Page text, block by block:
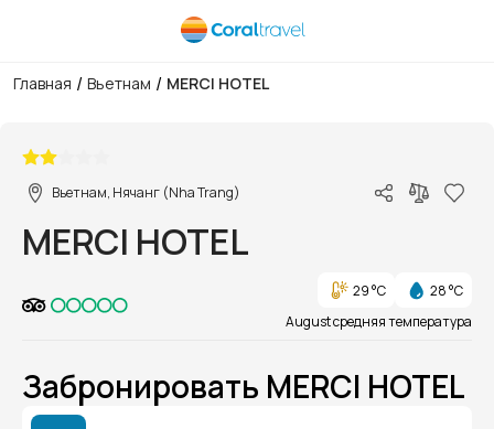
Главная / Вьетнам / MERCI HOTEL
Вьетнам, Нячанг (Nha Trang)
MERCI HOTEL
29 °C
28 °C
August средняя температура
Забронировать MERCI HOTEL